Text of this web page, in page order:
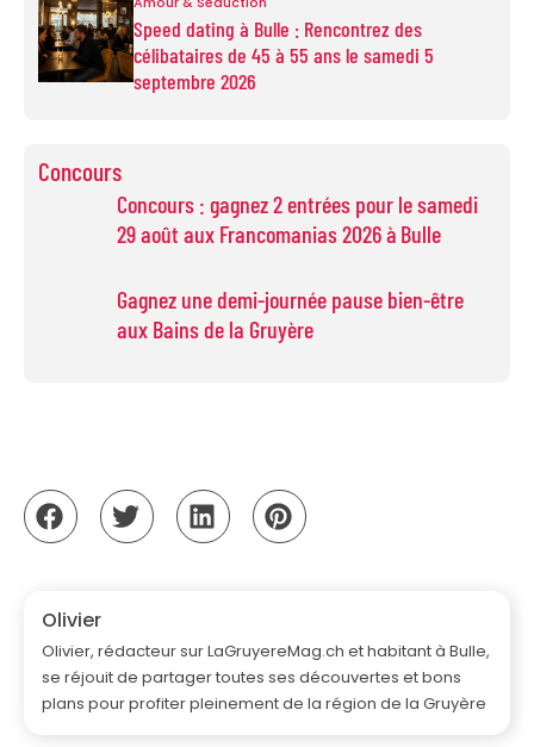
Speed dating à Bulle : Rencontrez des
célibataires de 45 à 55 ans le samedi 5
septembre 2026
Concours
Concours : gagnez 2 entrées pour le samedi
29 août aux Francomanias 2026 à Bulle
Gagnez une demi-journée pause bien-être
aux Bains de la Gruyère
Olivier
Olivier, rédacteur sur LaGruyereMag.ch et habitant à Bulle,
se réjouit de partager toutes ses découvertes et bons
plans pour profiter pleinement de la région de la Gruyère